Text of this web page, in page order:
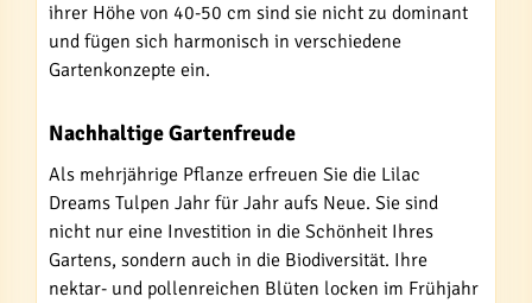
ihrer Höhe von 40-50 cm sind sie nicht zu dominant
und fügen sich harmonisch in verschiedene
Gartenkonzepte ein.
Nachhaltige Gartenfreude
Als mehrjährige Pflanze erfreuen Sie die Lilac
Dreams Tulpen Jahr für Jahr aufs Neue. Sie sind
nicht nur eine Investition in die Schönheit Ihres
Gartens, sondern auch in die Biodiversität. Ihre
nektar- und pollenreichen Blüten locken im Frühjahr